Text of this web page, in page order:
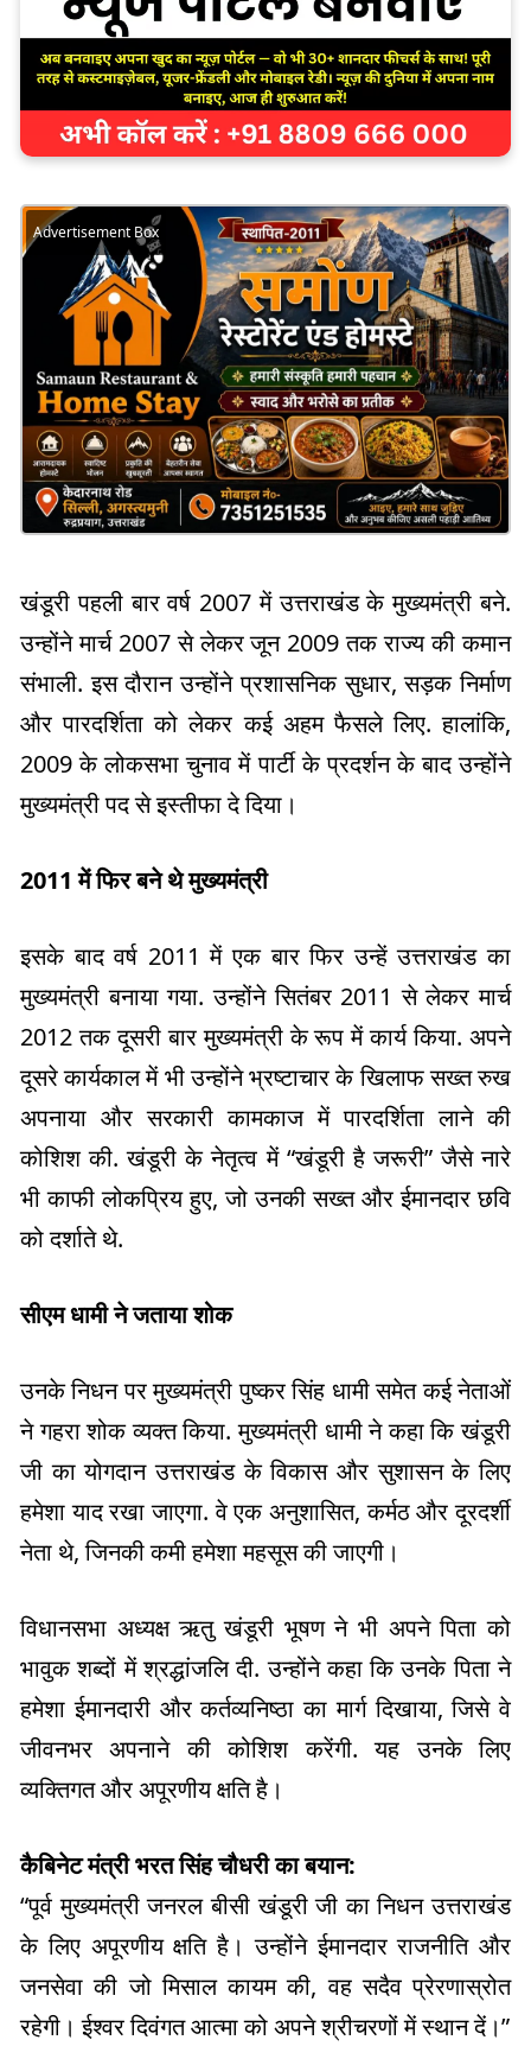
Advertisement Box
खंडूरी पहली बार वर्ष 2007 में उत्तराखंड के मुख्यमंत्री बने.
उन्होंने मार्च 2007 से लेकर जून 2009 तक राज्य की कमान
संभाली. इस दौरान उन्होंने प्रशासनिक सुधार, सड़क निर्माण
और पारदर्शिता को लेकर कई अहम फैसले लिए. हालांकि,
2009 के लोकसभा चुनाव में पार्टी के प्रदर्शन के बाद उन्होंने
मुख्यमंत्री पद से इस्तीफा दे दिया।
2011 में फिर बने थे मुख्यमंत्री
इसके बाद वर्ष 2011 में एक बार फिर उन्हें उत्तराखंड का
मुख्यमंत्री बनाया गया. उन्होंने सितंबर 2011 से लेकर मार्च
2012 तक दूसरी बार मुख्यमंत्री के रूप में कार्य किया. अपने
दूसरे कार्यकाल में भी उन्होंने भ्रष्टाचार के खिलाफ सख्त रुख
अपनाया और सरकारी कामकाज में पारदर्शिता लाने की
कोशिश की. खंडूरी के नेतृत्व में “खंडूरी है जरूरी” जैसे नारे
भी काफी लोकप्रिय हुए, जो उनकी सख्त और ईमानदार छवि
को दर्शाते थे.
सीएम धामी ने जताया शोक
उनके निधन पर मुख्यमंत्री पुष्कर सिंह धामी समेत कई नेताओं
ने गहरा शोक व्यक्त किया. मुख्यमंत्री धामी ने कहा कि खंडूरी
जी का योगदान उत्तराखंड के विकास और सुशासन के लिए
हमेशा याद रखा जाएगा. वे एक अनुशासित, कर्मठ और दूरदर्शी
नेता थे, जिनकी कमी हमेशा महसूस की जाएगी।
विधानसभा अध्यक्ष ऋतु खंडूरी भूषण ने भी अपने पिता को
भावुक शब्दों में श्रद्धांजलि दी. उन्होंने कहा कि उनके पिता ने
हमेशा ईमानदारी और कर्तव्यनिष्ठा का मार्ग दिखाया, जिसे वे
जीवनभर अपनाने की कोशिश करेंगी. यह उनके लिए
व्यक्तिगत और अपूरणीय क्षति है।
कैबिनेट मंत्री भरत सिंह चौधरी का बयान:
“पूर्व मुख्यमंत्री जनरल बीसी खंडूरी जी का निधन उत्तराखंड
के लिए अपूरणीय क्षति है। उन्होंने ईमानदार राजनीति और
जनसेवा की जो मिसाल कायम की, वह सदैव प्रेरणास्रोत
रहेगी। ईश्वर दिवंगत आत्मा को अपने श्रीचरणों में स्थान दें।”